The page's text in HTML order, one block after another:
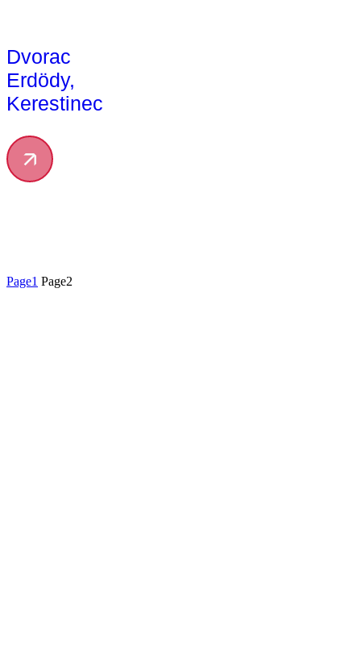
Dvorac
Erdödy,
Kerestinec
Page1 Page2